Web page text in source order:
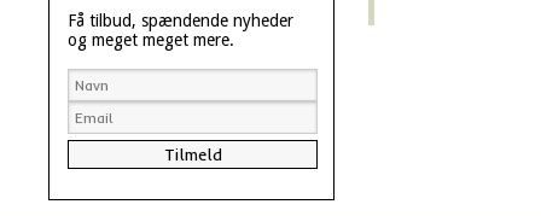
Få tilbud, spændende nyheder
og meget meget mere.